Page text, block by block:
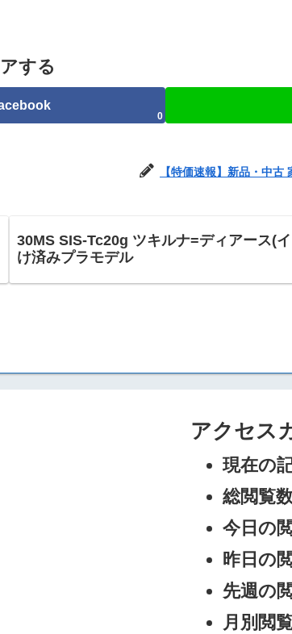
する
0
【特価速報】新品・中古
30MS SIS-Tc20g ツキルナ=ディアース(
け済みプラモデル
アクセス
現在の
総閲覧
今日の
昨日の
先週の
月別閲